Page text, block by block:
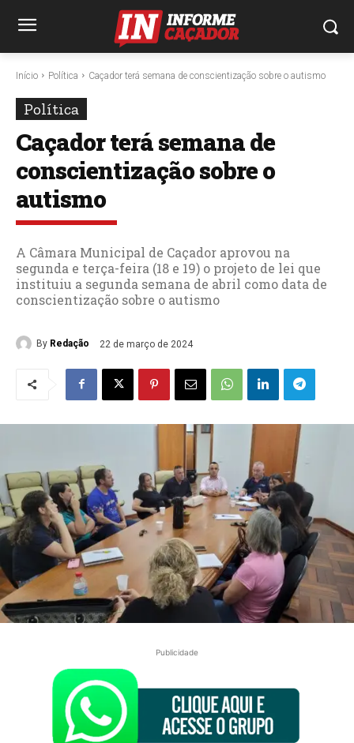
Início Política Caçador terá semana de conscientização sobre o autismo
Política
Caçador terá semana de
conscientização sobre o
autismo
A Câmara Municipal de Caçador aprovou na
segunda e terça-feira (18 e 19) o projeto de lei que
instituiu a segunda semana de abril como data de
conscientização sobre o autismo
By Redação 22 de março de 2024
Publicidade